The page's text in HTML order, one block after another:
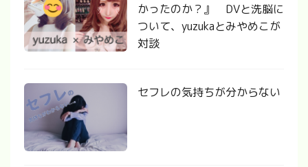
かったのか？』 DVと洗脳に
ついて、yuzukaとみやめこが
対談
セフレの気持ちが分からない